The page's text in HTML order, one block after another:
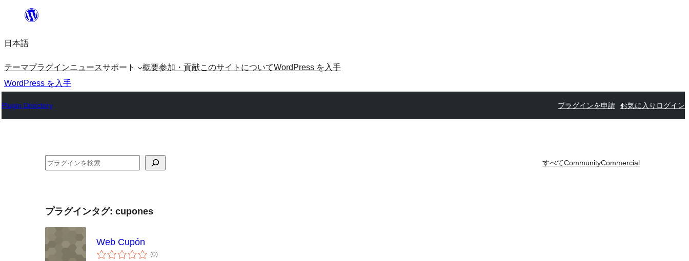
を
ッ
プ
日本語
テーマプラグインニュースサポート 概要参加・貢献このサイトについてWordPress を入手
WordPress を入手
Plugin Directory プラグインを申請 お気に入り ログイン
検
すべてCommunityCommercial
プラグインタグ: cupones
Web Cupón
(0個
の)